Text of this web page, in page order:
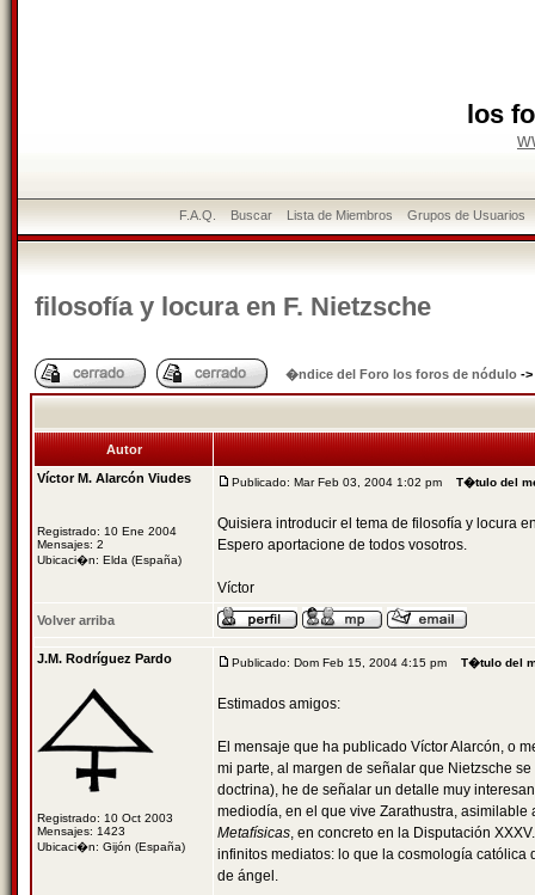
los
F.A.Q. Buscar Lista de Miembros Grupos de Usuarios
filosofía y locura en F. Nietzsche
�ndice del Foro los foros de nódulo ->
Autor
Víctor M. Alarcón Viudes
Registrado: 10 Ene 2004
Mensajes: 2
Ubicaci�n: Elda (España)
Publicado: Mar Feb 03, 2004 1:02 pm T�tulo del
Quisiera introducir el tema de filosofía y locura
Espero aportacione de todos vosotros.
Víctor
Volver arriba
J.M. Rodríguez Pardo
Registrado: 10 Oct 2003
Mensajes: 1423
Ubicaci�n: Gijón (España)
Publicado: Dom Feb 15, 2004 4:15 pm T�tulo del
Estimados amigos:
El mensaje que ha publicado Víctor Alarcón, o
mi parte, al margen de señalar que Nietzsche
doctrina), he de señalar un detalle muy
mediodía, en el que vive Zarathustra,
Metafísicas, en concreto en la Disputación
infinitos mediatos: lo que la cosmología
de ángel.